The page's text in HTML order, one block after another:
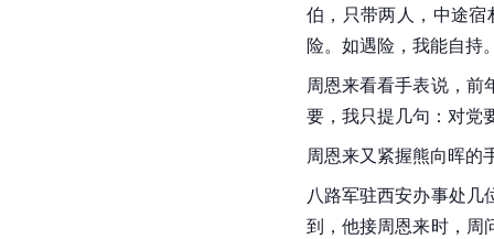
伯，只带两人，中途
险。如遇险，我能自持
周恩来看看手表说，前
要，我只提几句：对党
周恩来又紧握熊向晖的
八路军驻西安办事处几
到，他接周恩来时，周